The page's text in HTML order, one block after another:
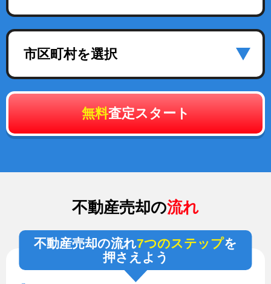
市区町村を選択
無料査定スタート
不動産売却の流れ
不動産売却の流れ7つのステップを
押さえよう